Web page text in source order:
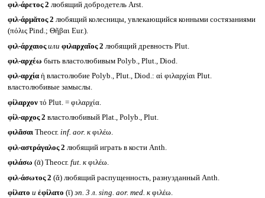
φιλ-άρετος 2 любящий добродетель Arst.
φιλ-άρμᾰτος 2 любящий колесницы, увлекающийся конными состязаниями
(πόλις Pind.; Θῆβαι Eur.).
φιλ-άρχαιοςили φιλαρχαῖος 2 любящий древность Plut.
φιλ-αρχέω быть властолюбивым Polyb., Plut., Diod.
φιλ-αρχία ἡ властолюбие Polyb., Plut., Diod.: αἱ φιλαρχίαι Plut.
властолюбивые замыслы.
φίλαρχον τό Plut. = φιλαρχία.
φίλ-αρχος 2 властолюбивый Plat., Polyb., Plut.
φιλᾶσαιTheocr. inf. aor. кφιλέω.
φιλ-αστράγαλος 2 любящий играть в кости Anth.
φιλάσω (ᾱ) Theocr. fut. кφιλέω.
φιλ-άσωτος 2 (ᾰ) любящий распущенность, разнузданный Anth.
φίλατο и ἐφίλατο (ῑ) эп. 3 л. sing. aor. med. кφιλέω.